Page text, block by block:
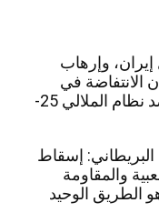
وإرهاب
في
مختلف المدن الإيرانية ضد نظام الملالي 25-
إسقاط
والمقاومة
الطريق الوحيد